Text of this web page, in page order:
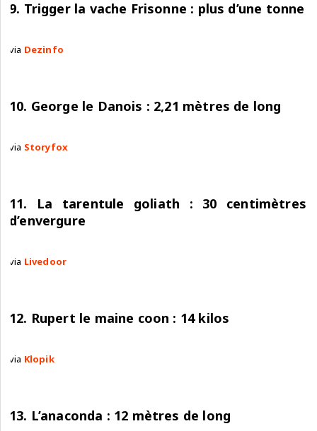
9. Trigger la vache Frisonne : plus d’une tonne
via Dezinfo
10. George le Danois : 2,21 mètres de long
via Storyfox
11. La tarentule goliath : 30 centimètres
d’envergure
via Livedoor
12. Rupert le maine coon : 14 kilos
via Klopik
13. L’anaconda : 12 mètres de long